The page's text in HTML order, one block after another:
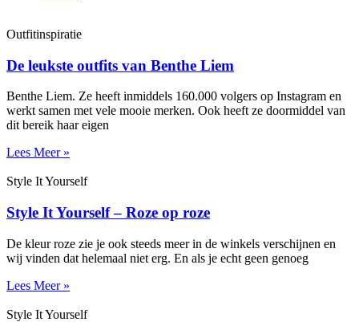
Outfitinspiratie
De leukste outfits van Benthe Liem
Benthe Liem. Ze heeft inmiddels 160.000 volgers op Instagram en
werkt samen met vele mooie merken. Ook heeft ze doormiddel van
dit bereik haar eigen
Lees Meer »
Style It Yourself
Style It Yourself – Roze op roze
De kleur roze zie je ook steeds meer in de winkels verschijnen en
wij vinden dat helemaal niet erg. En als je echt geen genoeg
Lees Meer »
Style It Yourself